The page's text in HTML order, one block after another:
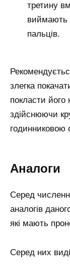
третину
виймають
пальців.
злегка
покласти його
здійснюючи
годинниковою
Аналоги
Серед
аналогів
які мають
Серед них